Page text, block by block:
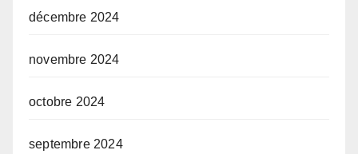
décembre 2024
novembre 2024
octobre 2024
septembre 2024